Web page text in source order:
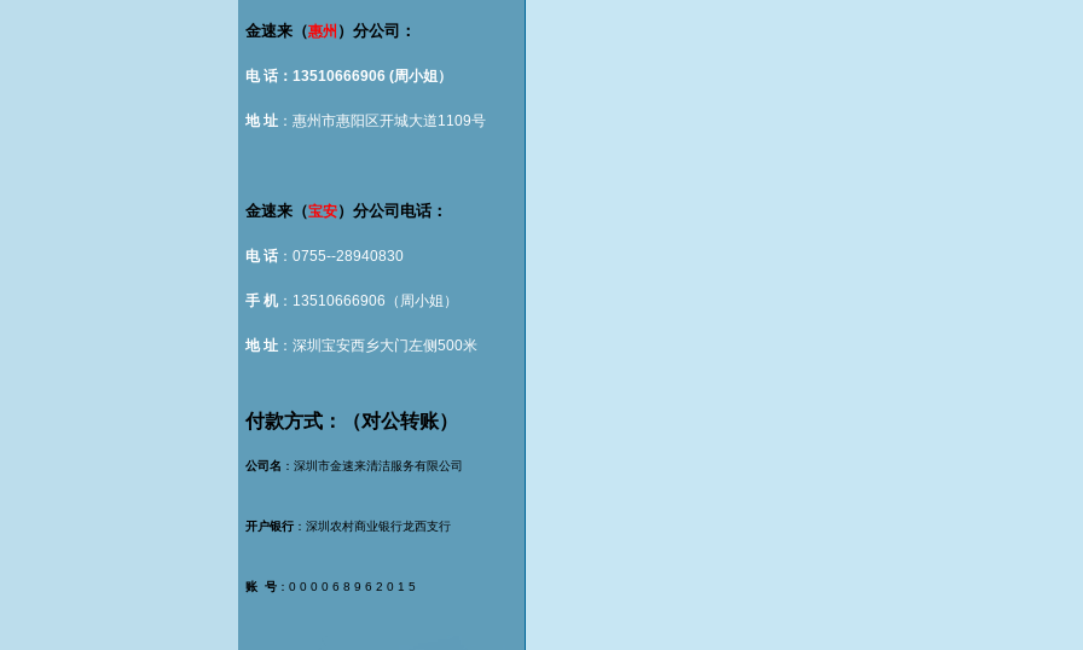
金速来（惠州 ）分公司：
电 话：13510666906 (周小姐）
地 址 ：惠州市惠阳区开城大道1109号
金速来（宝安）分公司电话：
电 话 ：0755--28940830
手 机 ：13510666906（周小姐）
地 址 ：深圳宝安西乡大门左侧500米
付款方式：（对公转账）
公司名 ：深圳市金速来清洁服务有限公司
开户银行 ：深圳农村商业银行龙西支行
账 号 ：0 0 0 0 6 8 9 6 2 0 1 5